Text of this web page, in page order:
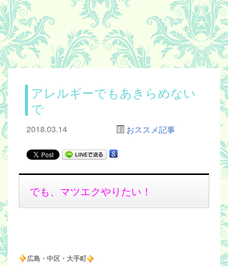
アレルギーでもあきらめない
で
2018.03.14 おススメ記事
でも、マツエクやりたい！
広島・中区・大手町